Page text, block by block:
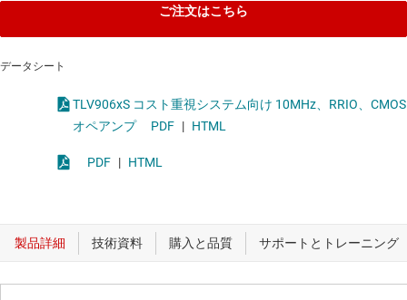
ご注文はこちら
データシート
TLV906xS コスト重視システム向け 10MHz、RRIO、CMOS
オペアンプ
PDF | HTML
PDF | HTML